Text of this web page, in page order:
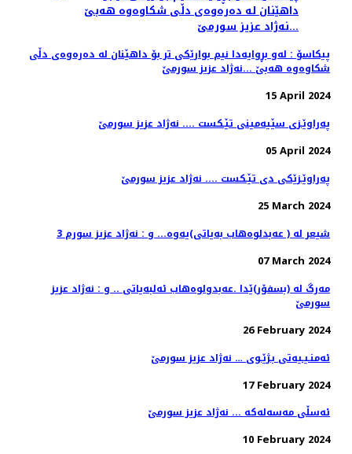
پیكاسۆ : له‌و بڕوایه‌دا نیم بوارێكی تر بۆ داهێنان له‌ ده‌ره‌وه‌ی دڵی
شكاوه‌وه‌ هه‌بێ ...نه‌ژاد عزیز سورمێ
15 April 2024
په‌راوێـزی سێیه‌مینی تێـكست .... نه‌ژاد عزیز سورمێ
05 April 2024
په‌راوێـزێكی دی تێـكست .... نه‌ژاد عزیز سورمێ
25 March 2024
3 شیعر له‌ ( عه‌بدلوه‌هاب به‌یاتی)یه‌وه‌... و : نه‌ژاد عزیز سورم
07 March 2024
مه‌رگ له‌ (بسفۆر)ێدا .عەبدولوەهاب ئەلبەیاتی .. و : نه‌ژاد عزیز
سورمێ
26 February 2024
ئه‌منـیـیه‌تی بـژێـوی … نه‌ژاد عزیز سورمێ
17 February 2024
ئه‌سڵی مه‌سه‌له‌كه‌ ... نه‌ژاد عزیز سورمێ
10 February 2024